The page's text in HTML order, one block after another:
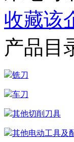
收藏该
产品目
铣刀
车刀
其他切削刀具
其他电动工具及